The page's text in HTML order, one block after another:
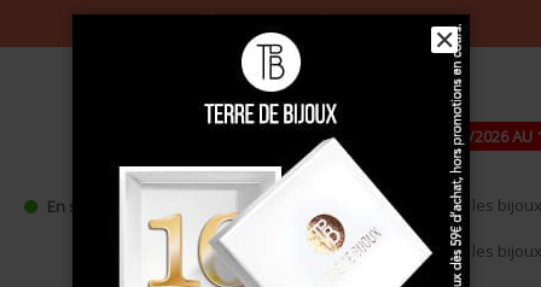
Ajouter au panier
En stock
PAUSE ESTIVALE : FERMETURE DU 24/07/2026
DE -10 % DÈS 49 €, CODE : ÉTÉ10
Expédition à partir du 17/08/2026 pour les
Expédition à partir du 27/08/2026pour les
commande (pastille jaune),
✕